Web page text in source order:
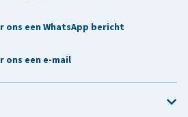
ons een WhatsApp bericht
ons een e-mail